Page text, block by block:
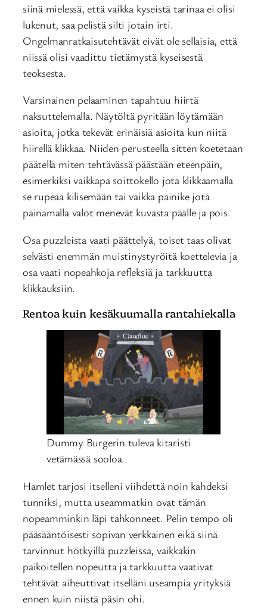
siinä mielessä, että vaikka kyseistä tarinaa ei olisi
lukenut, saa pelistä silti jotain irti.
Ongelmanratkaisutehtävät eivät ole sellaisia, että
niissä olisi vaadittu tietämystä kyseisestä
teoksesta.
Varsinainen pelaaminen tapahtuu hiirtä
naksuttelemalla. Näytöltä pyritään löytämään
asioita, jotka tekevät erinäisiä asioita kun niitä
hiirellä klikkaa. Niiden perusteella sitten koetetaan
päätellä miten tehtävässä päästään eteenpäin,
esimerkiksi vaikkapa soittokello jota klikkaamalla
se rupeaa kilisemään tai vaikka painike jota
painamalla valot menevät kuvasta päälle ja pois.
Osa puzzleista vaati päättelyä, toiset taas olivat
selvästi enemmän muistinystyröitä koettelevia ja
osa vaati nopeahkoja refleksiä ja tarkkuutta
klikkauksiin.
Rentoa kuin kesäkuumalla rantahiekalla
Dummy Burgerin tuleva kitaristi
vetämässä sooloa.
Hamlet tarjosi itselleni viihdettä noin kahdeksi
tunniksi, mutta useammatkin ovat tämän
nopeamminkin läpi tahkonneet. Pelin tempo oli
pääsääntöisesti sopivan verkkainen eikä siinä
tarvinnut hötkyillä puzzleissa, vaikkakin
paikoitellen nopeutta ja tarkkuutta vaativat
tehtävät aiheuttivat itselläni useampia yrityksiä
ennen kuin niistä päsin ohi.